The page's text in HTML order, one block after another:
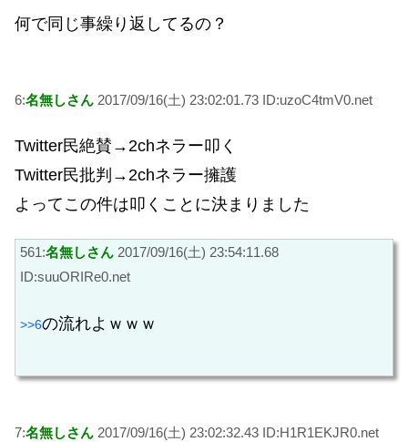
何で同じ事繰り返してるの？
6:名無しさん 2017/09/16(土) 23:02:01.73 ID:uzoC4tmV0.net
Twitter民絶賛→2chネラー叩く
Twitter民批判→2chネラー擁護
よってこの件は叩くことに決まりました
561:名無しさん 2017/09/16(土) 23:54:11.68
ID:suuORIRe0.net
>>6の流れよｗｗｗ
7:名無しさん 2017/09/16(土) 23:02:32.43 ID:H1R1EKJR0.net